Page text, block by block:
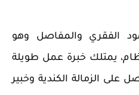
الفقري والمفاصل وهو
يمتلك خبرة عمل طويلة
الزمالة الكندية وخبير